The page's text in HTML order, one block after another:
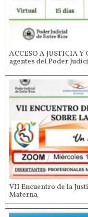
ACCESO A JUSTICIA
agentes del Poder
VII Encuentro de la
Materna